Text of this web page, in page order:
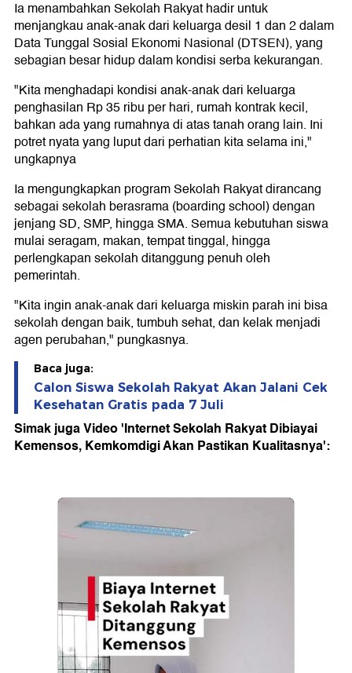
Ia menambahkan Sekolah Rakyat hadir untuk
menjangkau anak-anak dari keluarga desil 1 dan 2 dalam
Data Tunggal Sosial Ekonomi Nasional (DTSEN), yang
sebagian besar hidup dalam kondisi serba kekurangan.
"Kita menghadapi kondisi anak-anak dari keluarga
penghasilan Rp 35 ribu per hari, rumah kontrak kecil,
bahkan ada yang rumahnya di atas tanah orang lain. Ini
potret nyata yang luput dari perhatian kita selama ini,"
ungkapnya
Ia mengungkapkan program Sekolah Rakyat dirancang
sebagai sekolah berasrama (boarding school) dengan
jenjang SD, SMP, hingga SMA. Semua kebutuhan siswa
mulai seragam, makan, tempat tinggal, hingga
perlengkapan sekolah ditanggung penuh oleh
pemerintah.
"Kita ingin anak-anak dari keluarga miskin parah ini bisa
sekolah dengan baik, tumbuh sehat, dan kelak menjadi
agen perubahan," pungkasnya.
Baca juga:
Calon Siswa Sekolah Rakyat Akan Jalani Cek
Kesehatan Gratis pada 7 Juli
Simak juga Video 'Internet Sekolah Rakyat Dibiayai
Kemensos, Kemkomdigi Akan Pastikan Kualitasnya':